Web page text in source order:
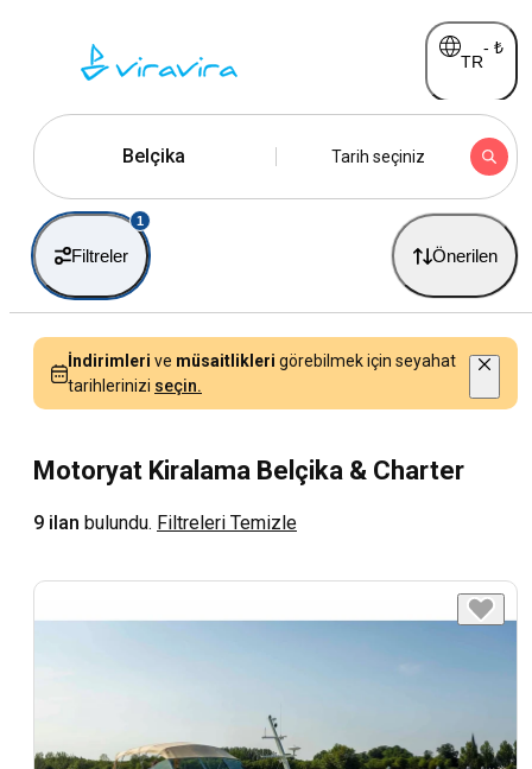
TR
- ₺
Belçika Tarih seçiniz
Filtreler
1
Önerilen
İndirimleri ve müsaitlikleri görebilmek için seyahat
tarihlerinizi seçin.
Motoryat Kiralama Belçika & Charter
9 ilan bulundu. Filtreleri Temizle